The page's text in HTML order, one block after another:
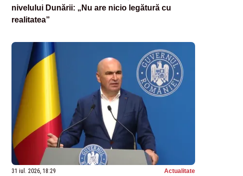
nivelului Dunării: „Nu are nicio legătură cu
realitatea”
31 iul. 2026, 18:29 Actualitate